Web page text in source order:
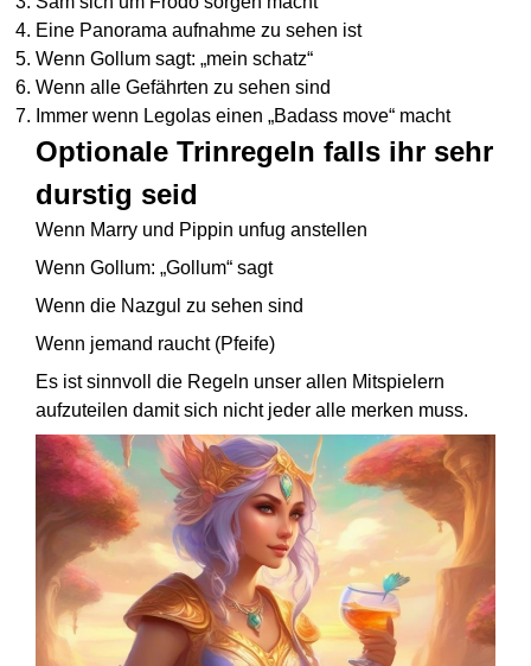
Eine Panorama aufnahme zu sehen ist
Wenn Gollum sagt: „mein schatz“
Wenn alle Gefährten zu sehen sind
Immer wenn Legolas einen „Badass move“ macht
Optionale Trinregeln falls ihr sehr
durstig seid
Wenn Marry und Pippin unfug anstellen
Wenn Gollum: „Gollum“ sagt
Wenn die Nazgul zu sehen sind
Wenn jemand raucht (Pfeife)
Es ist sinnvoll die Regeln unser allen Mitspielern
aufzuteilen damit sich nicht jeder alle merken muss.